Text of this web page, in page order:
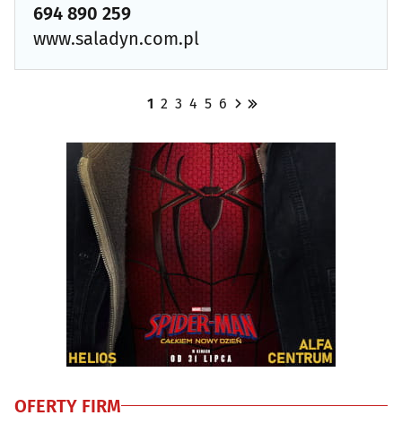
694 890 259
www.saladyn.com.pl
1 2 3 4 5 6
OFERTY FIRM